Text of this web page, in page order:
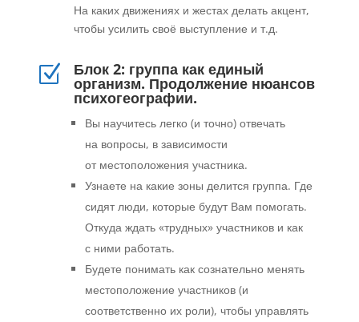
На каких движениях и жестах делать акцент,
чтобы усилить своё выступление и т.д.
Z Блок 2: группа как единый
организм. Продолжение нюансов
психогеографии.
Вы научитесь легко (и точно) отвечать
на вопросы, в зависимости
от местоположения участника.
Узнаете на какие зоны делится группа. Где
сидят люди, которые будут Вам помогать.
Откуда ждать «трудных» участников и как
с ними работать.
Будете понимать как сознательно менять
местоположение участников (и
соответственно их роли), чтобы управлять